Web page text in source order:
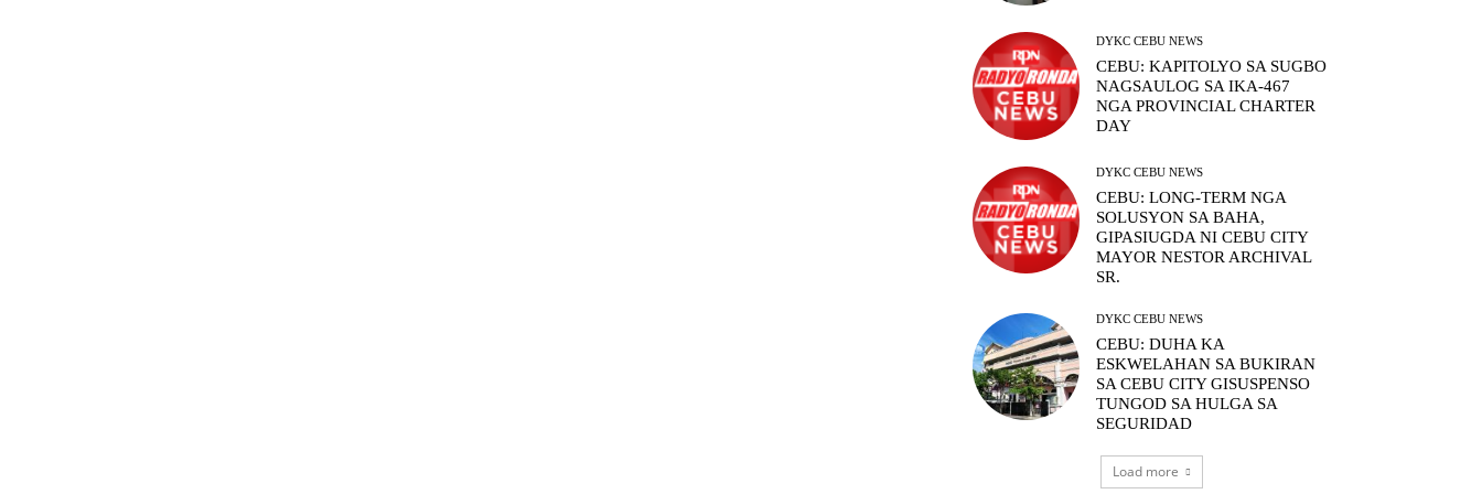
DYKC CEBU NEWS
CEBU: KAPITOLYO SA SUGBO
NAGSAULOG SA IKA-467
NGA PROVINCIAL CHARTER
DAY
DYKC CEBU NEWS
CEBU: LONG-TERM NGA
SOLUSYON SA BAHA,
GIPASIUGDA NI CEBU CITY
MAYOR NESTOR ARCHIVAL
SR.
DYKC CEBU NEWS
CEBU: DUHA KA
ESKWELAHAN SA BUKIRAN
SA CEBU CITY GISUSPENSO
TUNGOD SA HULGA SA
SEGURIDAD
Load more